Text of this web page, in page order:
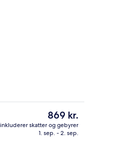
Lounge i lobbyen
Den
nuværende
pris
869 kr.
inkluderer skatter og gebyrer
1. sep. - 2. sep.